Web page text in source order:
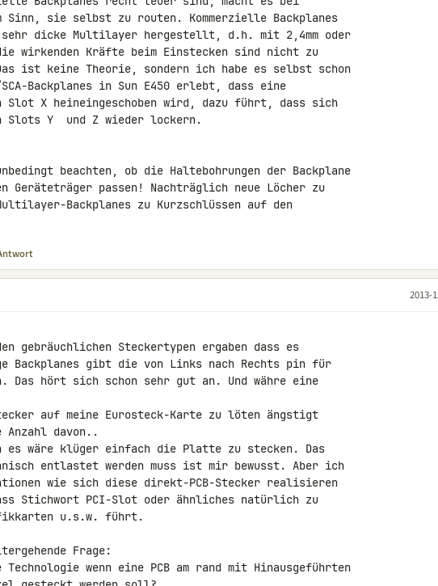
Sinn, sie selbst zu routen. Kommerzielle Backplanes
dicke Multilayer hergestellt, d.h. mit 2,4mm oder
wirkenden Kräfte beim Einstecken sind nicht zu
ist keine Theorie, sondern ich habe es selbst schon
Backplanes in Sun E450 erlebt, dass eine
X heineingeschoben wird, dazu führt, dass sich
Y  und Z wieder lockern.
beachten, ob die Haltebohrungen der Backplane
Geräteträger passen! Nachträglich neue Löcher zu
Backplanes zu Kurzschlüssen auf den
2013-
gebräuchlichen Steckertypen ergaben dass es
gibt die von Links nach Rechts pin für
Das hört sich schon sehr gut an. Und währe eine
auf meine Eurosteck-Karte zu löten ängstigt
davon..
es wäre klüger einfach die Platte zu stecken. Das
entlastet werden muss ist mir bewusst. Aber ich
wie sich diese direkt-PCB-Stecker realisieren
Stichwort PCI-Slot oder ähnliches natürlich zu
u.s.w. führt.
Frage:
wenn eine PCB am rand mit Hinausgeführten